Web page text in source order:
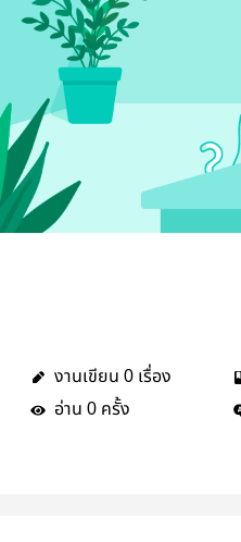
งานเขียน 0 เรื่อง
อ่าน 0 ครั้ง